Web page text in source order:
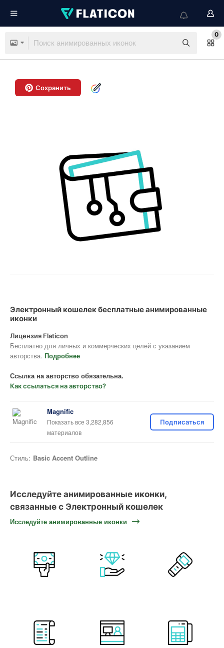
0
Сохранить
Электронный кошелек бесплатные анимированные
иконки
Лицензия Flaticon
Бесплатно для личных и коммерческих целей с указанием
авторства. Подробнее
Ссылка на авторство обязательна.
Как ссылаться на авторство?
Magnific
Показать все 3,282,856
материалов
Подписаться
Стиль: Basic Accent Outline
Исследуйте анимированные иконки,
связанные с Электронный кошелек
Исследуйте анимированные иконки